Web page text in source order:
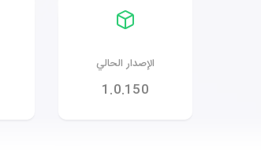
الإصدار الحالي
1.0.150